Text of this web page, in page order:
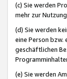
(c) Sie werden
mehr zur
(d) Sie werden
eine Person
geschäftlichen
(e) Sie werden